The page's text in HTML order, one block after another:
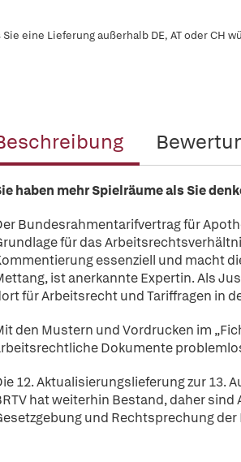
Sie eine Lieferung außerhalb DE, AT oder CH
haben mehr Spielräume als Sie
Bundesrahmentarifvertrag für
für das
essenziell und macht
ist anerkannte Expertin. Als
für Arbeitsrecht und Tariffragen in
den Mustern und Vordrucken im
Dokumente
12. Aktualisierungslieferung zur 13.
hat weiterhin Bestand, daher
und Rechtsprechung